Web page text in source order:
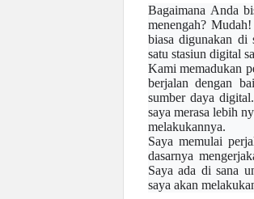
Bagaimana Anda
menengah?
biasa digunakan di
satu stasiun digital
Kami memadukan
berjalan dengan
sumber daya
saya merasa lebih
melakukannya.
Saya memulai
dasarnya
Saya ada di sana
saya akan